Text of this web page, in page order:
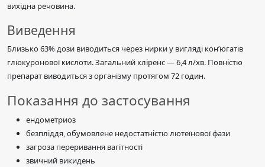
вихідна речовина.
Виведення
Близько 63% дози виводиться через нирки у вигляді кон’югатів
глюкуронової кислоти. Загальний кліренс — 6,4 л/хв. Повністю
препарат виводиться з організму протягом 72 годин.
Показання до застосування
ендометриоз
безпліддя, обумовлене недостатністю лютеїнової фази
загроза переривання вагітності
звичний викидень